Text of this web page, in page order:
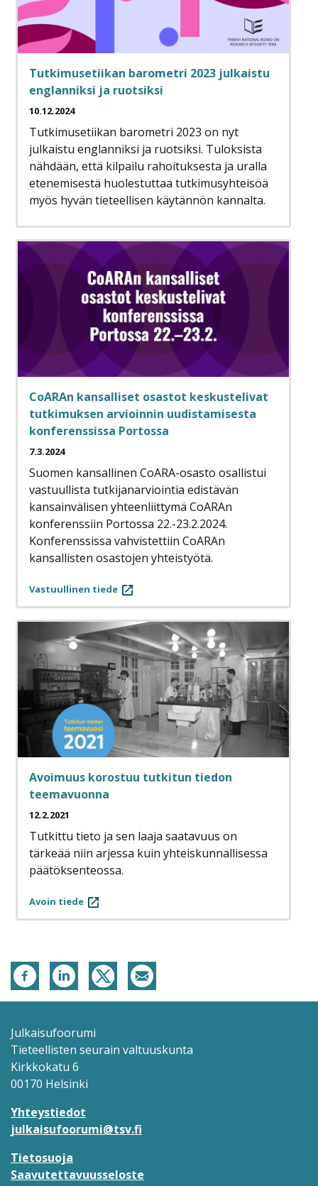
Tutkimusetiikan barometri 2023 julkaistu
englanniksi ja ruotsiksi
10.12.2024
Tutkimusetiikan barometri 2023 on nyt
julkaistu englanniksi ja ruotsiksi. Tuloksista
nähdään, että kilpailu rahoituksesta ja uralla
etenemisestä huolestuttaa tutkimusyhteisöä
myös hyvän tieteellisen käytännön kannalta.
CoARAn kansalliset osastot keskustelivat
tutkimuksen arvioinnin uudistamisesta
konferenssissa Portossa
7.3.2024
Suomen kansallinen CoARA-osasto osallistui
vastuullista tutkijanarviointia edistävän
kansainvälisen yhteenliittymä CoARAn
konferenssiin Portossa 22.-23.2.2024.
Konferenssissa vahvistettiin CoARAn
kansallisten osastojen yhteistyötä.
Vastuullinen tiede
Avoimuus korostuu tutkitun tiedon
teemavuonna
12.2.2021
Tutkittu tieto ja sen laaja saatavuus on
tärkeää niin arjessa kuin yhteiskunnallisessa
päätöksenteossa.
Avoin tiede
Julkaisufoorumi
Tieteellisten seurain valtuuskunta
Kirkkokatu 6
00170 Helsinki
Yhteystiedot
julkaisufoorumi@tsv.fi
Tietosuoja
Saavutettavuusseloste